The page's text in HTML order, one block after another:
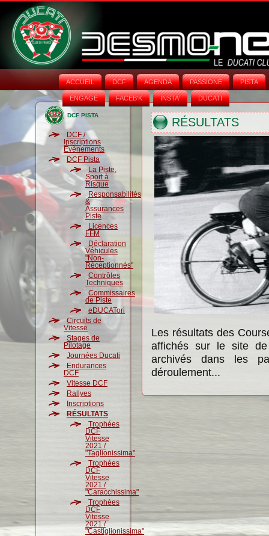
ACCUEIL DCF AGENDA PASSIONE PISTA
ENGAGE FACEB'K INSTA‘ DUCATI
DCF PISTA
DCF /
Inscriptions
Évènements
DCF Pista
La Piste,
Sport à
Risque
Responsabilités
&
Assurances
Piste
Licences
FFM
Déclaration
Véhicules
"Non-
Réceptionnés"
Contrôles
Techniques
Commissaires
de Piste
eDUCATori
Circuits de
Vitesse
Stages de
Pilotage
Journées Ducati
Endurances
DCF
Vitesse DCF
Rallyes
Inscriptions
RÉSULTATS
Trophées
DCF
Vitesse
2021 /
"Taglionissima"
Trophées
DCF
Vitesse
2021 /
"Caracchissima"
Trophées
DCF
Vitesse
2021 /
"Castiglionissima"
RÉSULTATS
Les résultats des
affichés sur le site de
archivés dans les
déroulement...